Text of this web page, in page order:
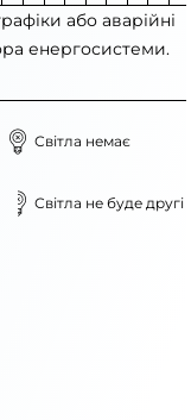
або аварійні
енергосистеми.
Світла немає
Світла не буде другі